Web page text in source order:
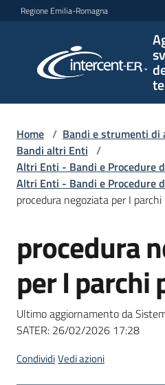
Vai al contenuto
Vai alla navigazione
Vai al footer
Regione Emilia-Romagna
per lo
sviluppo
telematici
L'Agenzia
Bandi
e
strumenti
di
acquisto
Home / Bandi e strumenti di
Bandi altri Enti /
Altri Enti - Bandi e Procedure
Altri Enti - Bandi e Procedure
procedura negoziata per I
Salta al contenuto
procedura
per I parchi
Ultimo aggiornamento da
SATER: 26/02/2026 17:28
CondividiVedi azioni